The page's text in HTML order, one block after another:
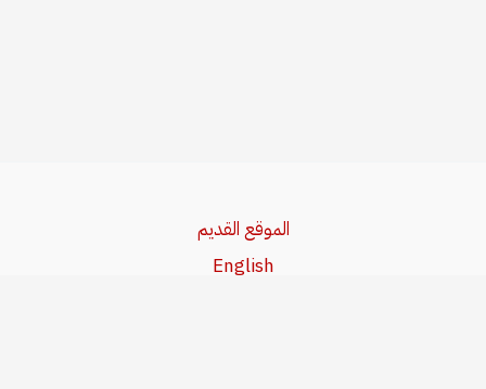
الموقع القديم
English